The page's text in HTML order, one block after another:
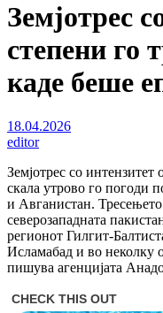
Земјотрес
степени го
каде беше
18.04.2026
editor
Земјотрес со интензитет
скала утрово го погоди
и Авганистан.
северозападната
регионот Гилгит-
Исламабад и во неколку
пишува агенцијата